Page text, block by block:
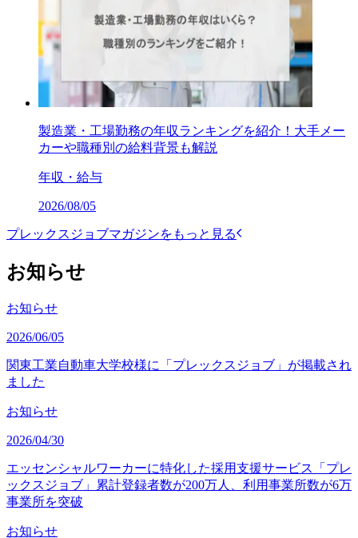
製造業・工場勤務の年収ランキングを紹介！大手メー
カーや職種別の給料背景も解説
年収・給与
2026/08/05
プレックスジョブマガジンをもっと見る
お知らせ
お知らせ
2026/06/05
関東工業自動車大学校様に「プレックスジョブ」が掲載され
ました
お知らせ
2026/04/30
エッセンシャルワーカーに特化した採用支援サービス「プレ
ックスジョブ」累計登録者数が200万人、利用事業所数が6万
事業所を突破
お知らせ